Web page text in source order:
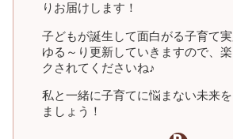
りお届けします！
子どもが誕生して面白がる子育て実
ゆる～り更新していきますので、
クされてくださいね♪
私と一緒に子育てに悩まない未来
ましょう！